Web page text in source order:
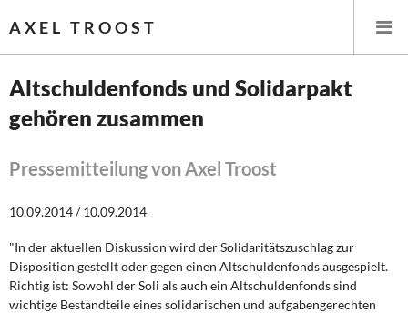
AXEL TROOST
Startseite
Themen
Leitlinien linker Wirtschafts- und Finanzpolitik
Wirtschaftspolitik
Steuer- und Finanzpolitik
Altschuldenfonds und Solidarpakt
gehören zusammen
Pressemitteilung von Axel Troost
10.09.2014 / 10.09.2014
"In der aktuellen Diskussion wird der Solidaritätszuschlag zur
Disposition gestellt oder gegen einen Altschuldenfonds ausgespielt.
Richtig ist: Sowohl der Soli als auch ein Altschuldenfonds sind
wichtige Bestandteile eines solidarischen und aufgabengerechten